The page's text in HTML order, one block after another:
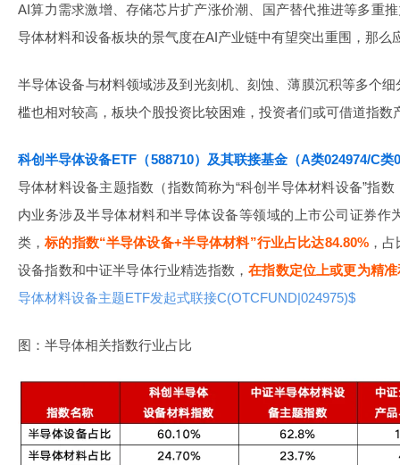
AI算力需求激增、存储芯片扩产涨价潮、国产替代推进等多重
导体材料和设备板块的景气度在AI产业链中有望突出重围，那么
半导体设备与材料领域涉及到光刻机、刻蚀、薄膜沉积等多个
槛也相对较高，板块个股投资比较困难，投资者们或可借道指数
科创半导体设备ETF（588710）及其联接基金（A类024974/C类
导体材料设备主题指数（指数简称为“科创半导体材料设备”指
内业务涉及半导体材料和半导体设备等领域的上市公司证券作
类，标的指数“半导体设备+半导体材料”行业占比达84.80%，占
设备指数和中证半导体行业精选指数，在指数定位上或更为精
导体材料设备主题ETF发起式联接C(OTCFUND|024975)$
图：半导体相关指数行业占比